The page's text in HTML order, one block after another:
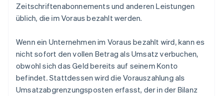
Zeitschriftenabonnements und anderen Leistungen
üblich, die im Voraus bezahlt werden.
Wenn ein Unternehmen im Voraus bezahlt wird, kann es
nicht sofort den vollen Betrag als Umsatz verbuchen,
obwohl sich das Geld bereits auf seinem Konto
befindet. Stattdessen wird die Vorauszahlung als
Umsatzabgrenzungsposten erfasst, der in der Bilanz